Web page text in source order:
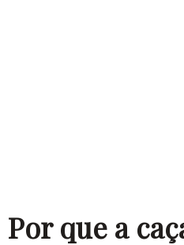
Por que a